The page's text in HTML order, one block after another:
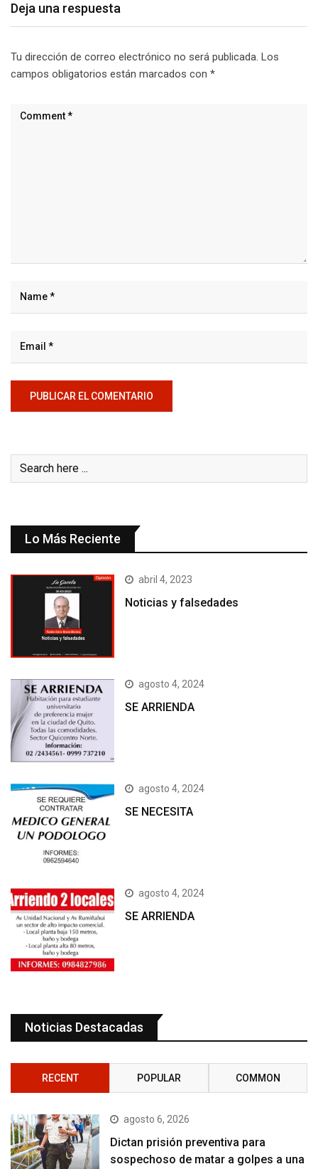
Deja una respuesta
Tu dirección de correo electrónico no será publicada. Los
campos obligatorios están marcados con *
Lo Más Reciente
abril 4, 2023
Noticias y falsedades
agosto 4, 2024
SE ARRIENDA
agosto 4, 2024
SE NECESITA
agosto 4, 2024
SE ARRIENDA
Noticias Destacadas
RECENT POPULAR COMMON
agosto 6, 2026
Dictan prisión preventiva para
sospechoso de matar a golpes a una